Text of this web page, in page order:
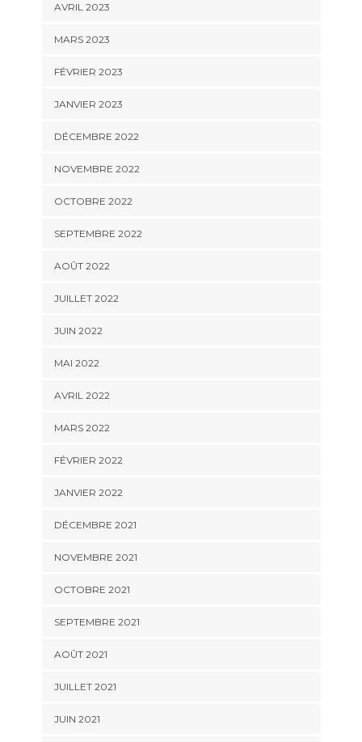
AVRIL 2023
MARS 2023
FÉVRIER 2023
JANVIER 2023
DÉCEMBRE 2022
NOVEMBRE 2022
OCTOBRE 2022
SEPTEMBRE 2022
AOÛT 2022
JUILLET 2022
JUIN 2022
MAI 2022
AVRIL 2022
MARS 2022
FÉVRIER 2022
JANVIER 2022
DÉCEMBRE 2021
NOVEMBRE 2021
OCTOBRE 2021
SEPTEMBRE 2021
AOÛT 2021
JUILLET 2021
JUIN 2021